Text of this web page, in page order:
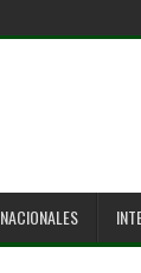
NACIONALES